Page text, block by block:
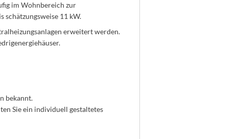
im Wohnbereich zur
schätzungsweise 11 kW.
erweitert werden.
bekannt.
Sie ein individuell gestaltetes